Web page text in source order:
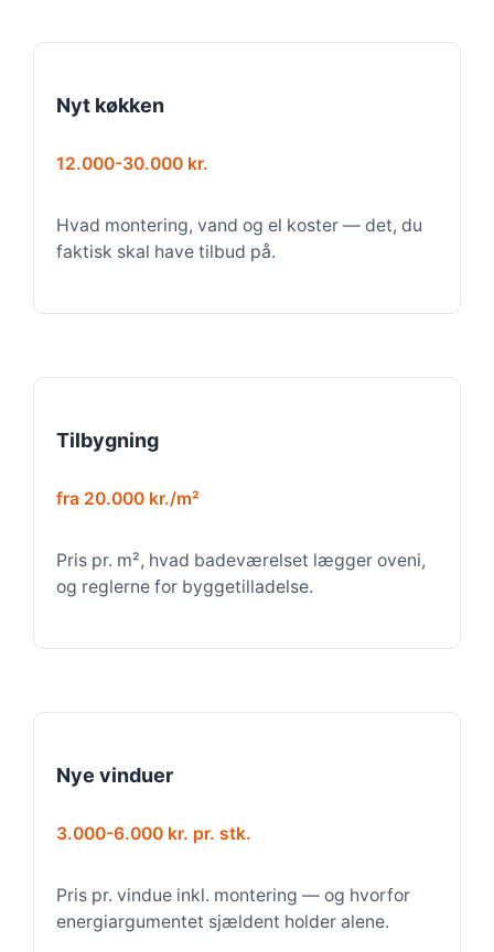
Nyt køkken
12.000-30.000 kr.
Hvad montering, vand og el koster — det, du
faktisk skal have tilbud på.
Tilbygning
fra 20.000 kr./m²
Pris pr. m², hvad badeværelset lægger oveni,
og reglerne for byggetilladelse.
Nye vinduer
3.000-6.000 kr. pr. stk.
Pris pr. vindue inkl. montering — og hvorfor
energiargumentet sjældent holder alene.